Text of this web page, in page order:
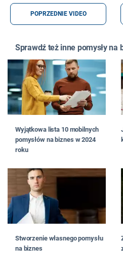
POPRZEDNIE VIDEO
Sprawdź też inne pomysły na
Wyjątkowa lista 10 mobilnych
pomysłów na biznes w 2024
roku
Stworzenie własnego pomysłu
na biznes